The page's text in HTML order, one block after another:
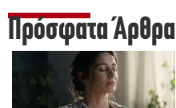
Πρόσφατα Άρθρα